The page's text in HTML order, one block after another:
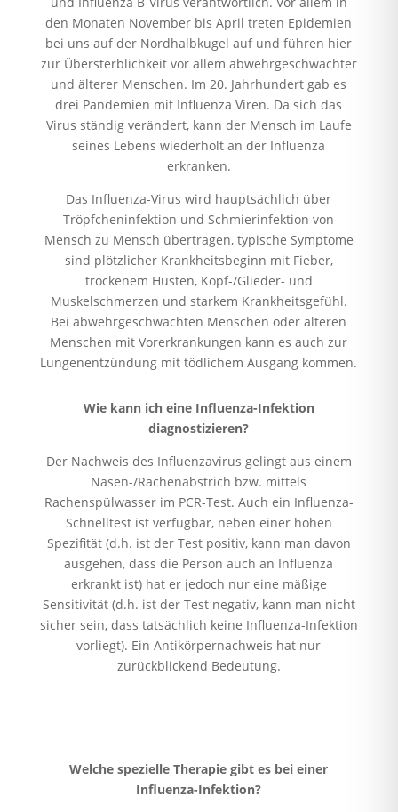
den Monaten November bis April treten Epidemien
bei uns auf der Nordhalbkugel auf und führen hier
zur Übersterblichkeit vor allem abwehrgeschwächter
und älterer Menschen. Im 20. Jahrhundert gab es
drei Pandemien mit Influenza Viren. Da sich das
Virus ständig verändert, kann der Mensch im Laufe
seines Lebens wiederholt an der Influenza
erkranken.
Das Influenza-Virus wird hauptsächlich über
Tröpfcheninfektion und Schmierinfektion von
Mensch zu Mensch übertragen, typische Symptome
sind plötzlicher Krankheitsbeginn mit Fieber,
trockenem Husten, Kopf-/Glieder- und
Muskelschmerzen und starkem Krankheitsgefühl.
Bei abwehrgeschwächten Menschen oder älteren
Menschen mit Vorerkrankungen kann es auch zur
Lungenentzündung mit tödlichem Ausgang kommen.
Wie kann ich eine Influenza-Infektion
diagnostizieren?
Der Nachweis des Influenzavirus gelingt aus einem
Nasen-/Rachenabstrich bzw. mittels
Rachenspülwasser im PCR-Test. Auch ein Influenza-
Schnelltest ist verfügbar, neben einer hohen
Spezifität (d.h. ist der Test positiv, kann man davon
ausgehen, dass die Person auch an Influenza
erkrankt ist) hat er jedoch nur eine mäßige
Sensitivität (d.h. ist der Test negativ, kann man nicht
sicher sein, dass tatsächlich keine Influenza-Infektion
vorliegt). Ein Antikörpernachweis hat nur
zurückblickend Bedeutung.
Welche spezielle Therapie gibt es bei einer
Influenza-Infektion?